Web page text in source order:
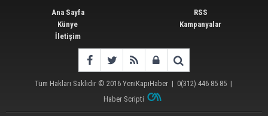
Ana Sayfa
Künye
İletişim
RSS
Kampanyalar
Tüm Hakları Saklıdır © 2016 YeniKapıHaber| 0(312) 446 85 85|
Haber Scripti